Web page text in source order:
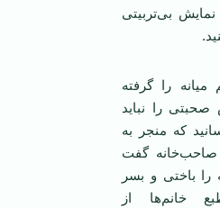
نمایش بی‌تربیتی
را گرفته
را نباید
که منجر به
صاحب‌خانه گفت
را باختی و بسر
خانم‌ها از